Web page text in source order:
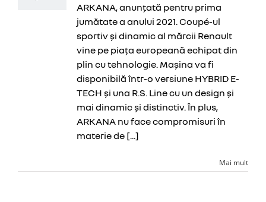
ARKANA, anunțată pentru prima
jumătate a anului 2021. Coupé-ul
sportiv și dinamic al mărcii Renault
vine pe piața europeană echipat din
plin cu tehnologie. Mașina va fi
disponibilă într-o versiune HYBRID E-
TECH și una R.S. Line cu un design și
mai dinamic și distinctiv. În plus,
ARKANA nu face compromisuri în
materie de [...]
Mai mult